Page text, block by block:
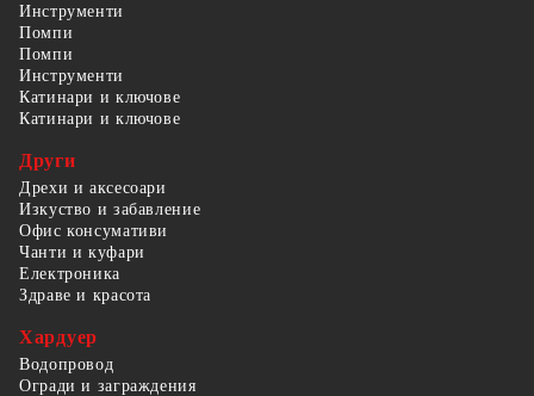
Инструменти
Помпи
Помпи
Инструменти
Катинари и ключове
Катинари и ключове
Други
Дрехи и аксесоари
Изкуство и забавление
Офис консумативи
Чанти и куфари
Електроника
Здраве и красота
Хардуер
Водопровод
Огради и заграждения